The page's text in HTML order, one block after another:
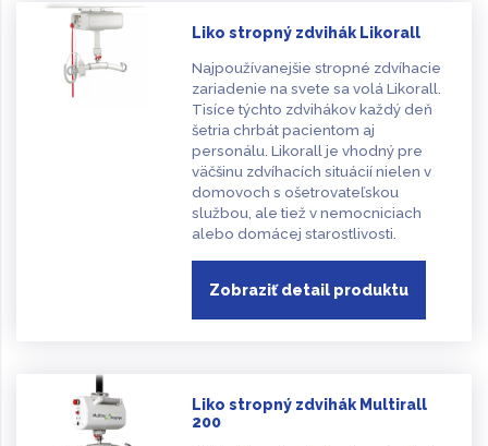
Liko stropný zdvihák Likorall
Najpoužívanejšie stropné zdvíhacie
zariadenie na svete sa volá Likorall.
Tisíce týchto zdvihákov každý deň
šetria chrbát pacientom aj
personálu. Likorall je vhodný pre
väčšinu zdvíhacích situácií nielen v
domovoch s ošetrovateľskou
službou, ale tiež v nemocniciach
alebo domácej starostlivosti.
Zobraziť detail produktu
Liko stropný zdvihák Multirall
200